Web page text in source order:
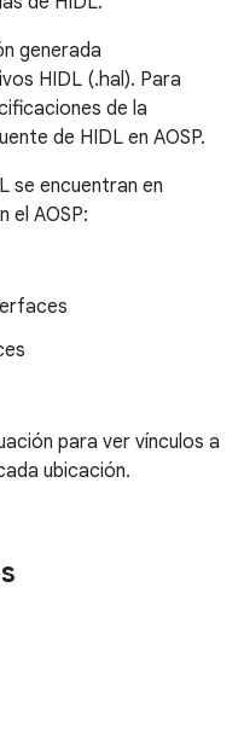
generada
HIDL (.hal). Para
de la
de HIDL en AOSP.
se encuentran en
el AOSP:
para ver vínculos a
ubicación.